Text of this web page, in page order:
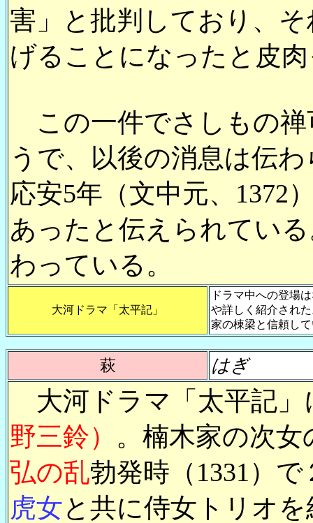
害」と批判しており、
げることになったと皮
この一件でさしもの禅
うで、以後の消息は伝
応安5年（文中元、1372
あったと伝えられてい
わっている。
大河ドラマ「太平記」
ドラマ中への登場
や詳しく紹介され
家の棟梁と信頼し
萩 はぎ
大河ドラマ「太平記」
野三鈴） 。楠木家の次
弘の乱勃発時（1331）
虎女と共に侍女トリオ